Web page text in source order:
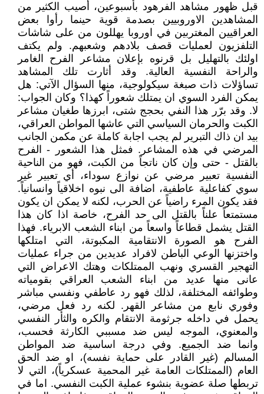
قبل ظهور مشاهد الفرهود بأسبوعين، أصيب الكثير من
المشاهدين الاوروبيين بصدمة قوية حينما رأوا بعض
العراقيين المغتربين في اوروبا يهللون من على شاشات
التلفزيون لعمليات قصف بلادهم وشعبهم. ولم يكتف
اولئك بالتهليل بل قرنوه بإعلان مشاعر الفرح الغامر
والراحة النفسية العالية. وقد أثارت تلك المشاهد
تساؤلات ذات صبغة سيكولوجية، منها السؤال الآتي: هل
يمكن الفرد السوي ان يمتلك شعوراً كهذا؟ وكان الجواب:
لا. وقد برّر هذا النفي بحجج شتى، ابرزها طغيان مشاعر
الكبت والحرمان السياسي التي عاشها المواطن العراقي،
بيد ان ذاك التبرير لم يجب اجابة كاملة عن مكمن الجانب
المرضي في هذه المشاعر. فمثل هذا الشعور - الفرح
بالقتل - حتى وإن كان ناتجاً من الكبت، فهو من الناحية
النفسية تعبير مرضي عن نوازع سوداء، أي تعبير غير
سوي كفاعلية عاطفية، اضافة الى نبوه اخلاقياً وانسانياً.
فقد يكون المرء راضياً عن الحرب، لكنه لا يمكن ان يكون
مستمتعاً علناً بالقتل الى حد الفرح، خاصة اذا كان هذا
القتل يشمل قطاعاً واسعاً من ابناء الشعب الابرياء. فهذا
الفرح هو الصورة الانتقامية المكبوتة، التي امتلكها
واختزنها الوعي الباطن لافراد عديدين من جراء عمليات
التهجير القسري ونهب الممتلكات وهتك الاعراض التي
عانى منها عديد من ابناء الشعب العراقي بقومياته
وطوائفه المختلفة، لذلك فهو رد عاطفي ونفسي مباشر
وفوري نابع من مشاعر القهر. لكنه رد فعل مرضي،
يحمل في داخله جرثومة الانتقام والكره والثأر النفسي
والمعنوي، الموجه ليس ضد مسببي الكارثة فحسب،
وانما ضد الجميع. وفي درجة اساسية ضد المواطن
المسالم (غير القادر على حماية نفسه)، او ضد الحق
العام (الممتلكات العامة غير المحمية عسكرياً)، التي لا
تربطها صلة عضوية بنشوء عملية الكبت النفسي. اما في